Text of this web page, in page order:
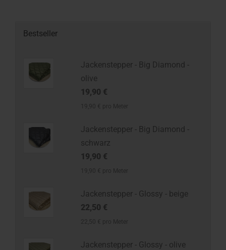
Bestseller
Jackenstepper - Big Diamond -
olive
19,90 €
Jackenstepper - Big Diamond -
schwarz
19,90 €
Jackenstepper - Glossy - beige
22,50 €
Jackenstepper - Glossy - olive